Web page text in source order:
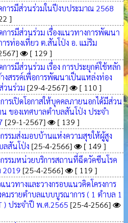
ดการมีส่วนร่วมในปีงบประมาณ 2568
]
ดการมีส่วนร่วม เรื่องแนวทางการพัฒนา
ท่องเที่ยว ต.สันโป่ง อ. แม่ริม
[ 129 ]
การมีส่วนร่วม เรื่อง การประยุกต์ใช้หลัก
างสรรค์เพื่อการพัฒนาเป็นแหล่งท่อง
วนร่วม [29-4-2567]
[ 110 ]
ารเปิดโอกาสให้บุคคลภายนอกได้มีส่วน
น ของเทศบาลตำบลสันโป่ง ประจำ
[29-1-2567]
[ 139 ]
รรมส่งมอบบ้านแห่งความสุขให้ผู้สูง
ลสันโป่ง [25-4-2566]
[ 149 ]
รรมหน่วยบริการสถานที่ฉีดวัคซีนโรค
2019 [25-4-2566]
[ 119 ]
นวทางและวางกรอบแนวคิดโครงการ
คมรายตำบลแบบบูรณาการ ( 1 ตำบล 1
) ประจำปี พ.ศ.2565 [25-4-2566]